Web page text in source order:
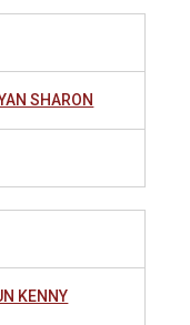
SHARON
KENNY